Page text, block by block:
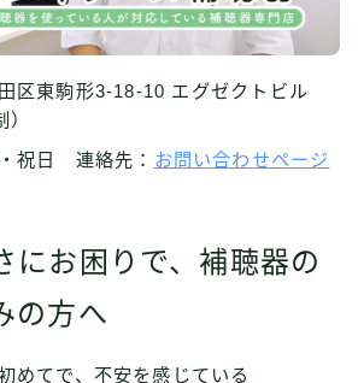
区東駒形3-18-10 エグゼクトビル
祝日 連絡先： お問い合わせページ
にお困りで、補聴器の
の方へ
めてで、不安を感じている